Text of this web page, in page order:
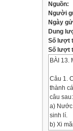
Nguồn:
Người
Ngày
Dung
Số lượt
Số lượt
BÀI 13.
Câu 1.
thành
câu sau:
a) Nước
sinh lí.
b) Xi